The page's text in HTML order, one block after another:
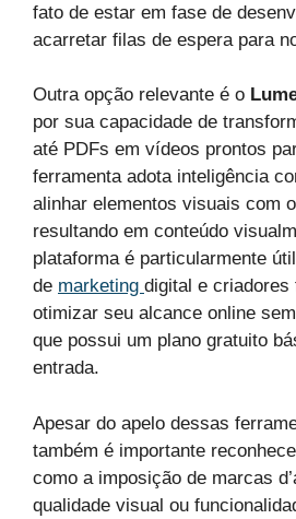
fato de estar em fase de
acarretar filas de espera para
Outra opção relevante é o
por sua capacidade de
até PDFs em vídeos prontos
ferramenta adota inteligência
alinhar elementos visuais com
resultando em conteúdo
plataforma é particularmente
de marketing digital e criadores
otimizar seu alcance online
que possui um plano gratuito
entrada.
Apesar do apelo dessas
também é importante
como a imposição de marcas
qualidade visual ou